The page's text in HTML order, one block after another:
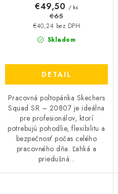
Skladom
€40,24 bez DPH
€49,50 / ks
€65
DETAIL
Pracovná poltopánka Skechers
Squad SR – 20807 je ideálna
pre profesionálov, ktorí
potrebujú pohodlie, flexibilitu a
bezpečnosť počas celého
pracovného dňa. Ľahká a
priedušná...